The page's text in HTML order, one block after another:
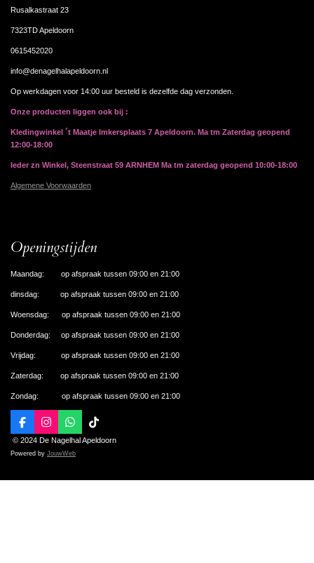
Rusalkastraat 23
7323TD Apeldoorn
0615452020
info@denagelhalapeldoorn.nl
Op werkdagen voor 14:00 uur besteld is dezelfde dag verzonden.
Onze producten liggen ook bij :
Kledingwinkel ´t Maatje Imkersplaats 7 Apeldoorn. Ma tm Zaterdag geopend
12:00-18:00
Ieder zn Winkel, Steenstraat 59 ARNHEM Ma tm zaterdag geopend 10:00-18:00
Algemene Voorwaarden
Openingstijden
Maandag: op afspraak tussen 09:00 en 21:00
dinsdag: op afspraak tussen 09:00 en 21:00
Woensdag: op afspraak tussen 09:00 en 21:00
Donderdag: op afspraak tussen 09:00 en 21:00
Vrijdag: op afspraak tussen 09:00 en 21:00
Zaterdag: op afspraak tussen 09:00 en 21:00
Zondag: op afspraak tussen 09:00 en 21:00
F
a
e
o
I
n
t
g
W
h
t
A
T
i
k
© 2024 De Nagelhal Apeldoorn
Powered by JouwWeb